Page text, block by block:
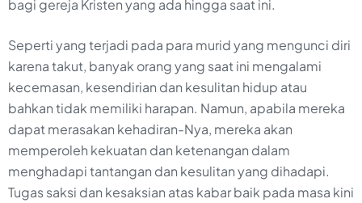
bagi gereja Kristen yang ada hingga saat ini.
Seperti yang terjadi pada para murid yang mengunci diri
karena takut, banyak orang yang saat ini mengalami
kecemasan, kesendirian dan kesulitan hidup atau
bahkan tidak memiliki harapan. Namun, apabila mereka
dapat merasakan kehadiran-Nya, mereka akan
memperoleh kekuatan dan ketenangan dalam
menghadapi tantangan dan kesulitan yang dihadapi.
Tugas saksi dan kesaksian atas kabar baik pada masa kini